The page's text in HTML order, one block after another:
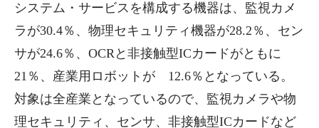
システム・サービスを構成する機器は、監視カメ
ラが30.4％、物理セキュリティ機器が28.2％、セン
サが24.6％、OCRと非接触型ICカードがともに
21％、産業用ロボットが 12.6％となっている。
対象は全産業となっているので、監視カメラや物
理セキュリティ、センサ、非接触型ICカードなど